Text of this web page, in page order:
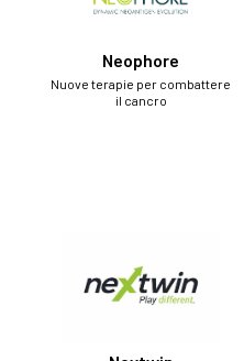
Neophore
Nuove terapie per combattere
il cancro